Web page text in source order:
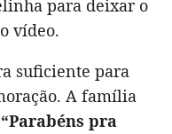
para deixar o
vídeo.
suficiente para
A família
“Parabéns pra